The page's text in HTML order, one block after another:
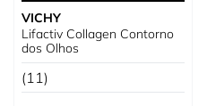
VICHY
Lifactiv Collagen Contorno
dos Olhos
(11)